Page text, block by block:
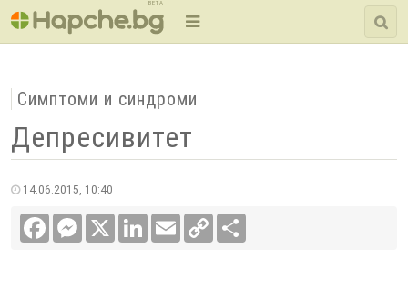
BETA
Симптоми и синдроми
Депресивитет
14.06.2015, 10:40
FacebookMessenger LinkedInEmail
Copy
Link